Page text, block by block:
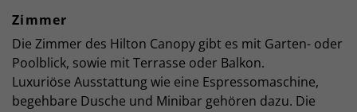
Zimmer
Die Zimmer des Hilton Canopy gibt es mit Garten- oder
Poolblick, sowie mit Terrasse oder Balkon.
Luxuriöse Ausstattung wie eine Espressomaschine,
begehbare Dusche und Minibar gehören dazu. Die